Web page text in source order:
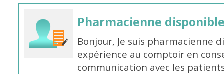
Pharmacienne
Bonjour, Je suis pharmacienne
expérience au comptoir en
communication avec les